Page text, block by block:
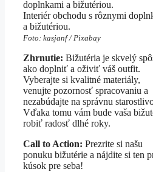
Interiér obchodu s rôznymi
a bižutériou.
Foto: kasjanf / Pixabay
Zhrnutie: Bižutéria je skvelý
ako doplniť a oživiť váš outfit.
Vyberajte si kvalitné materiály,
venujte pozornosť spracovaniu a
nezabúdajte na správnu
Vďaka tomu vám bude vaša
robiť radosť dlhé roky.
Call to Action: Prezrite si našu
ponuku bižutérie a nájdite si ten
kúsok pre seba!